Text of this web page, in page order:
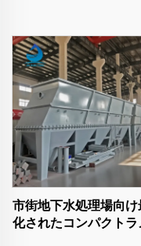
市街地下水処理場向け
化されたコンパクトラ